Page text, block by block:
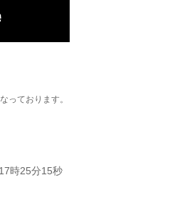
っております。
時25分15秒